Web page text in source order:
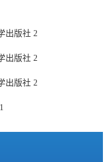
出版社 2
出版社 2
出版社 2